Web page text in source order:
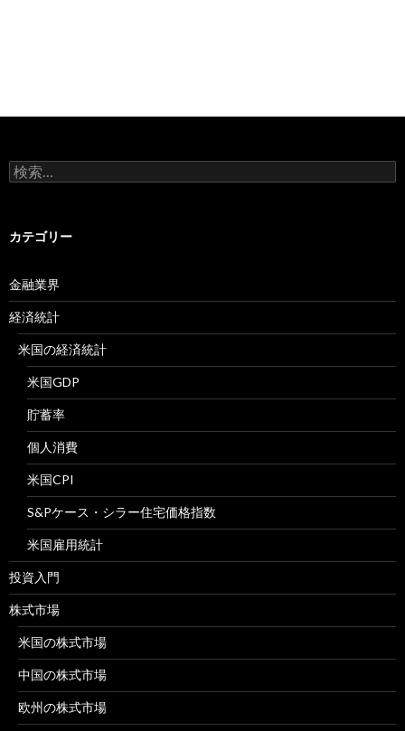
検
索:
カテゴリー
金融業界
経済統計
米国の経済統計
米国GDP
貯蓄率
個人消費
米国CPI
S&Pケース・シラー住宅価格指数
米国雇用統計
投資入門
株式市場
米国の株式市場
中国の株式市場
欧州の株式市場